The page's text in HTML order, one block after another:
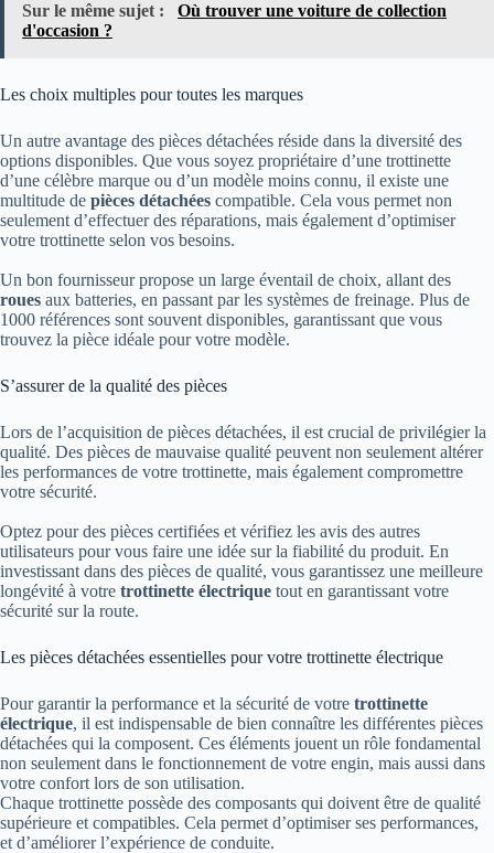
Sur le même sujet :
Où trouver une voiture de collection
d'occasion ?
Les choix multiples pour toutes les marques
Un autre avantage des pièces détachées réside dans la diversité des
options disponibles. Que vous soyez propriétaire d’une trottinette
d’une célèbre marque ou d’un modèle moins connu, il existe une
multitude de pièces détachées compatible. Cela vous permet non
seulement d’effectuer des réparations, mais également d’optimiser
votre trottinette selon vos besoins.
Un bon fournisseur propose un large éventail de choix, allant des
roues aux batteries, en passant par les systèmes de freinage. Plus de
1000 références sont souvent disponibles, garantissant que vous
trouvez la pièce idéale pour votre modèle.
S’assurer de la qualité des pièces
Lors de l’acquisition de pièces détachées, il est crucial de privilégier la
qualité. Des pièces de mauvaise qualité peuvent non seulement altérer
les performances de votre trottinette, mais également compromettre
votre sécurité.
Optez pour des pièces certifiées et vérifiez les avis des autres
utilisateurs pour vous faire une idée sur la fiabilité du produit. En
investissant dans des pièces de qualité, vous garantissez une meilleure
longévité à votre trottinette électrique tout en garantissant votre
sécurité sur la route.
Les pièces détachées essentielles pour votre trottinette électrique
Pour garantir la performance et la sécurité de votre trottinette
électrique, il est indispensable de bien connaître les différentes pièces
détachées qui la composent. Ces éléments jouent un rôle fondamental
non seulement dans le fonctionnement de votre engin, mais aussi dans
votre confort lors de son utilisation.
Chaque trottinette possède des composants qui doivent être de qualité
supérieure et compatibles. Cela permet d’optimiser ses performances,
et d’améliorer l’expérience de conduite.